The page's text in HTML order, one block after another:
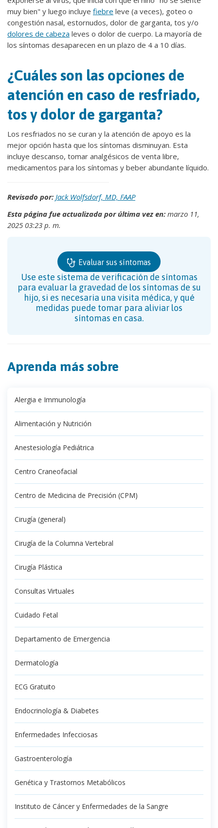
muy bien" y luego incluye fiebre leve (a veces), goteo o
congestión nasal, estornudos, dolor de garganta, tos y/o
dolores de cabeza leves o dolor de cuerpo. La mayoría de
los síntomas desaparecen en un plazo de 4 a 10 días.
¿Cuáles son las opciones de
atención en caso de resfriado,
tos y dolor de garganta?
Los resfriados no se curan y la atención de apoyo es la
mejor opción hasta que los síntomas disminuyan. Esta
incluye descanso, tomar analgésicos de venta libre,
medicamentos para los síntomas y beber abundante líquido.
Revisado por: Jack Wolfsdorf, MD, FAAP
Esta página fue actualizada por última vez en: marzo 11,
2025 03:23 p. m.
Evaluar sus síntomas
Use este sistema de verificación de síntomas
para evaluar la gravedad de los síntomas de su
hijo, si es necesaria una visita médica, y qué
medidas puede tomar para aliviar los
síntomas en casa.
Aprenda más sobre
Alergia e Immunología
Alimentación y Nutrición
Anestesiología Pediátrica
Centro Craneofacial
Centro de Medicina de Precisión (CPM)
Cirugía (general)
Cirugía de la Columna Vertebral
Cirugía Plástica
Consultas Virtuales
Cuidado Fetal
Departamento de Emergencia
Dermatología
ECG Gratuito
Endocrinología & Diabetes
Enfermedades Infecciosas
Gastroenterología
Genética y Trastornos Metabólicos
Instituto de Cáncer y Enfermedades de la Sangre